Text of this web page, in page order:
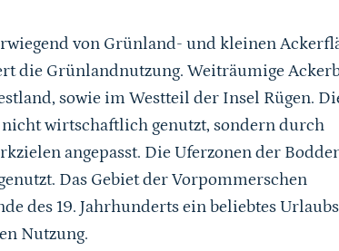
von Grünland- und kleinen
die Grünlandnutzung. Weiträumige
sowie im Westteil der Insel Rügen.
wirtschaftlich genutzt, sondern durch
angepasst. Die Uferzonen der
Das Gebiet der Vorpommerschen
des 19. Jahrhunderts ein beliebtes
Nutzung.